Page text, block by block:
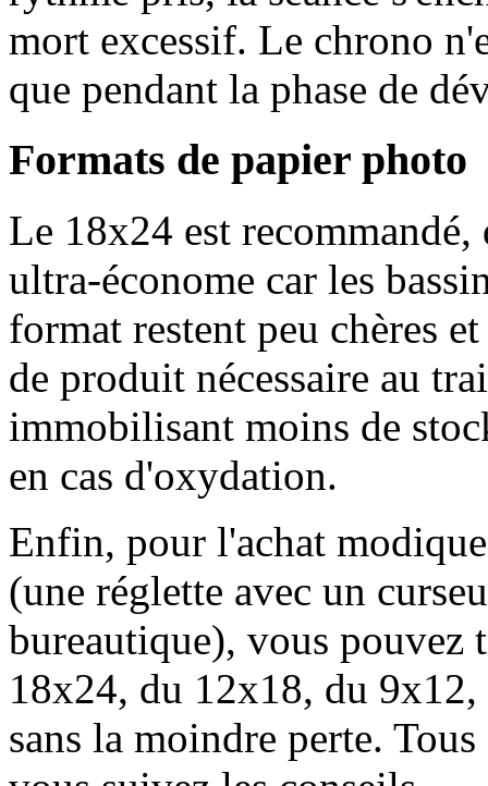
mort excessif. Le chrono
que pendant la phase de
Formats de papier photo
Le 18x24 est recommandé,
ultra-économe car les
format restent peu chères
de produit nécessaire au
immobilisant moins de
en cas d'oxydation.
Enfin, pour l'achat
(une réglette avec un
bureautique), vous pouvez
18x24, du 12x18, du
sans la moindre perte.